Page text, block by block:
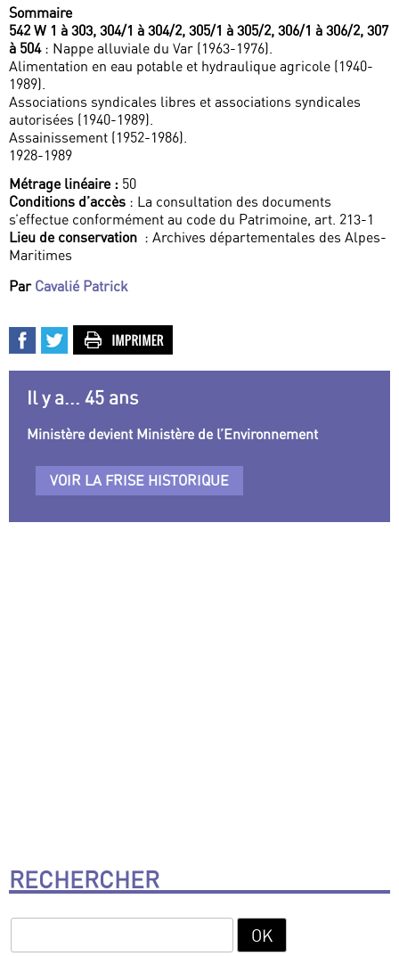
Sommaire
542 W 1 à 303, 304/1 à 304/2, 305/1 à 305/2, 306/1 à 306/2, 307
à 504: Nappe alluviale du Var (1963-1976).
Alimentation en eau potable et hydraulique agricole (1940-
1989).
Associations syndicales libres et associations syndicales
autorisées (1940-1989).
Assainissement (1952-1986).
1928-1989
Métrage linéaire : 50
Conditions d’accès : La consultation des documents
s’effectue conformément au code du Patrimoine, art. 213-1
Lieu de conservation : Archives départementales des Alpes-
Maritimes
Par Cavalié Patrick
Il y a... 45 ans
Ministère devient Ministère de l’Environnement
VOIR LA FRISE HISTORIQUE
RECHERCHER